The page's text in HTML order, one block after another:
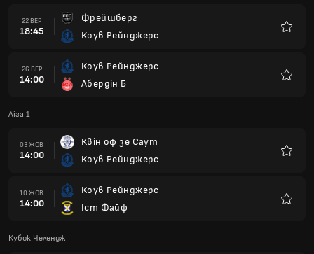
22 ВЕР
18:45
Фрейшберг
Коув Рейнджерс
26 ВЕР
14:00
Коув Рейнджерс
Абердін Б
Ліга 1
03 ЖОВ
14:00
Квін оф зе Саут
Коув Рейнджерс
10 ЖОВ
14:00
Коув Рейнджерс
Іст Файф
Кубок Челендж